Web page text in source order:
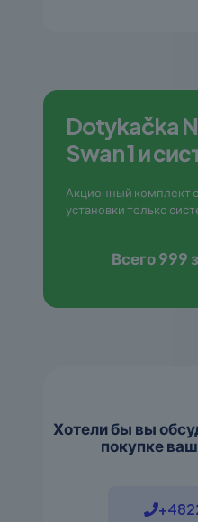
Dotykačka
Swan 1 и
Акционный комплект
установки только
Всего 999
Хотели бы вы
покупке